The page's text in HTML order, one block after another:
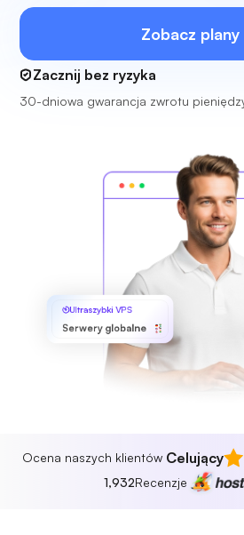
Zobacz plany
Zacznij bez ryzyka
30-dniowa gwarancja zwrotu
Ultraszybki VPS
Serwery globalne
Ocena naszych klientów Celujący
1,932Recenzje